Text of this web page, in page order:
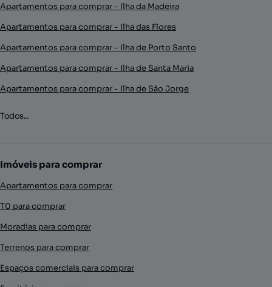
Apartamentos para comprar - Ilha da Madeira
Apartamentos para comprar - Ilha das Flores
Apartamentos para comprar - Ilha de Porto Santo
Apartamentos para comprar - Ilha de Santa Maria
Apartamentos para comprar - Ilha de São Jorge
Todos...
Imóveis para comprar
Apartamentos para comprar
T0 para comprar
Moradias para comprar
Terrenos para comprar
Espaços comerciais para comprar